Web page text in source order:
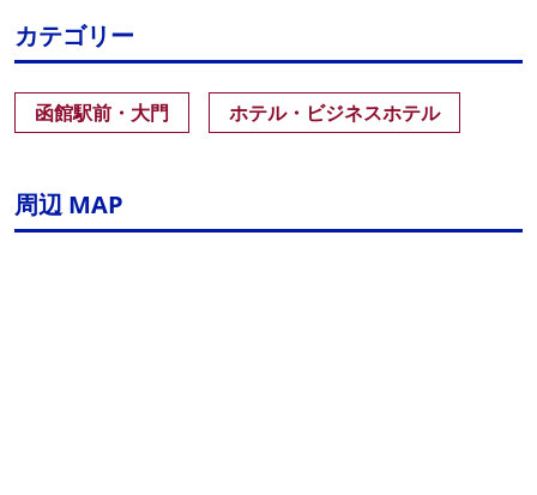
カテゴリー
函館駅前・大門 ホテル・ビジネスホテル
周辺 MAP